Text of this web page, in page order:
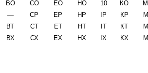
ВО СО ЕО НО 10 КО
— СР ЕР НР ІР КР
ВТ СТ ЕТ НТ ІТ КТ
ВХ СХ ЕХ НХ IX КХ